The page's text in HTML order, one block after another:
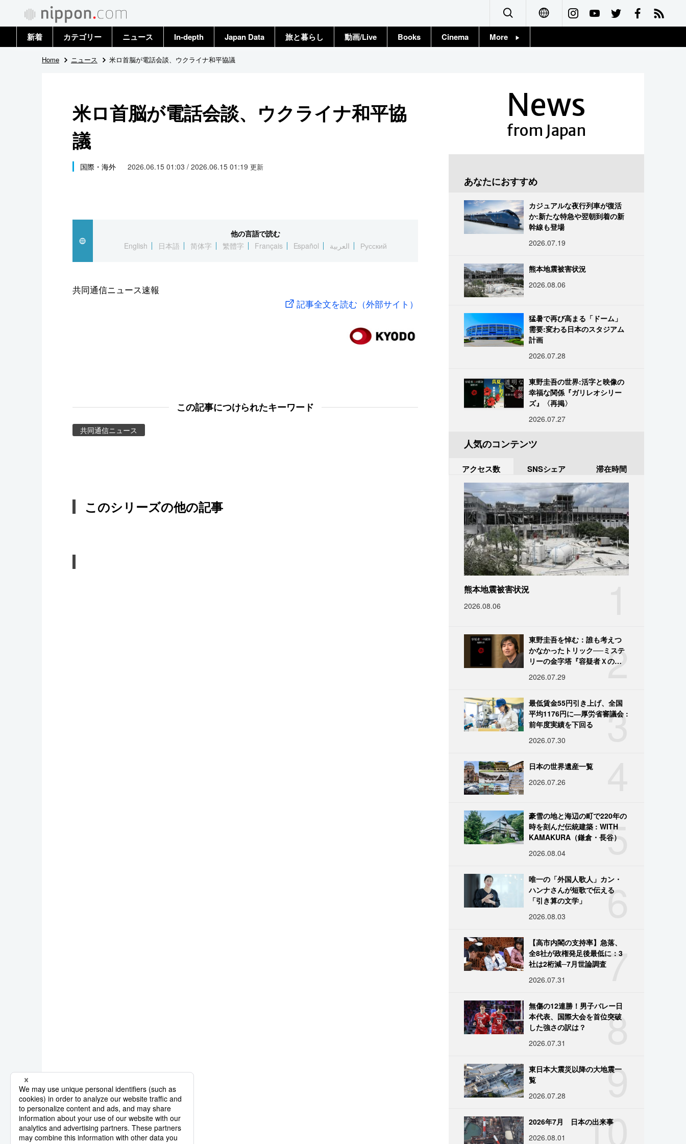
Français
新着 カテゴリー
政治・外交
国際
社会
文化
スポーツ・東京2020
ニュース
トップ
In-depth Japan Data 旅と暮らし 動画/Live Books Cinema More
Home ニュース 米ロ首脳が電話会談、ウクライナ和平協議
米ロ首脳が電話会談、ウクライナ和平協
議
国際・海外 2026.06.15 01:03 / 2026.06.15 01:19 更新
他の言語で読む
English
日本語 简体字 繁體字 Français Español العربية Русский
共同通信ニュース速報
記事全文を読む（外部サイト）
この記事につけられたキーワード
共同通信ニュース
このシリーズの他の記事
News
from Japan
あなたにおすすめ
カジュアルな夜行列車が復活
か:新たな特急や翌朝到着の新
幹線も登場
2026.07.19
熊本地震被害状況
2026.08.06
猛暑で再び高まる「ドーム」
需要:変わる日本のスタジアム
計画
2026.07.28
東野圭吾の世界:活字と映像の
幸福な関係『ガリレオシリー
ズ』〈再掲〉
2026.07.27
人気のコンテンツ
アクセス数 SNSシェア 滞在時間
熊本地震被害状況
2026.08.06
2
東野圭吾を悼む：誰も考えつ
かなかったトリック──ミステ
リーの金字塔『容疑者Ｘの献
2026.07.29
3
最低賃金55円引き上げ、全国
平均1176円に―厚労省審議会 :
前年度実績を下回る
2026.07.30
日本の世界遺産一覧
2026.07.26
5
豪雪の地と海辺の町で220年の
時を刻んだ伝統建築 : WITH
KAMAKURA（鎌倉・長谷）
2026.08.04
6
唯一の「外国人歌人」カン・
ハンナさんが短歌で伝える
「引き算の文学」
2026.08.03
7
【高市内閣の支持率】急落、
全8社が政権発足後最低に：3
社は2桁減─7月世論調査
2026.07.31
8
無傷の12連勝！男子バレー日
本代表、国際大会を首位突破
した強さの訳は？
2026.07.31
9
東日本大震災以降の大地震一
覧
2026.07.28
10
2026年7月 日本の出来事
2026.08.01